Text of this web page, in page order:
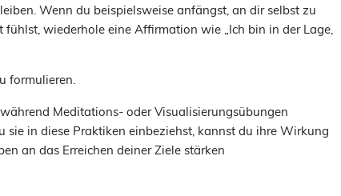
Wenn du beispielsweise anfängst, an dir selbst zu
wiederhole eine Affirmation wie „Ich bin in der Lage,
formulieren.
Meditations- oder Visualisierungsübungen
sie in diese Praktiken einbeziehst, kannst du ihre Wirkung
an das Erreichen deiner Ziele stärken